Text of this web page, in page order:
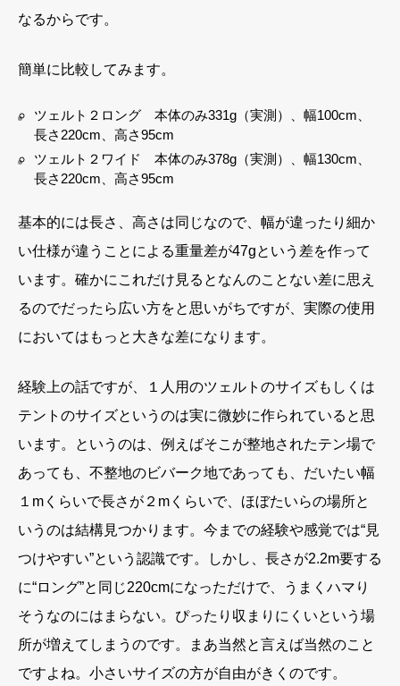
なるからです。
簡単に比較してみます。
ツェルト２ロング 本体のみ331g（実測）、幅100cm、
長さ220cm、高さ95cm
ツェルト２ワイド 本体のみ378g（実測）、幅130cm、
長さ220cm、高さ95cm
基本的には長さ、高さは同じなので、幅が違ったり細か
い仕様が違うことによる重量差が47gという差を作って
います。確かにこれだけ見るとなんのことない差に思え
るのでだったら広い方をと思いがちですが、実際の使用
においてはもっと大きな差になります。
経験上の話ですが、１人用のツェルトのサイズもしくは
テントのサイズというのは実に微妙に作られていると思
います。というのは、例えばそこが整地されたテン場で
あっても、不整地のビバーク地であっても、だいたい幅
１mくらいで長さが２mくらいで、ほぼたいらの場所と
いうのは結構見つかります。今までの経験や感覚では“見
つけやすい”という認識です。しかし、長さが2.2m要する
に“ロング”と同じ220cmになっただけで、うまくハマり
そうなのにはまらない。ぴったり収まりにくいという場
所が増えてしまうのです。まあ当然と言えば当然のこと
ですよね。小さいサイズの方が自由がきくのです。